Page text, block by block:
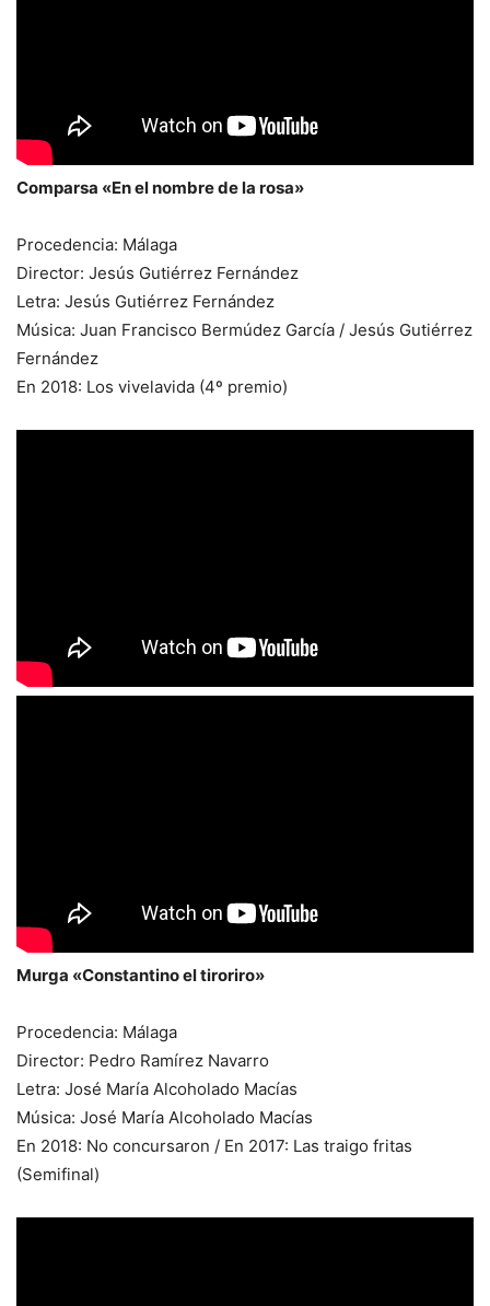
Comparsa «En el nombre de la rosa»
Procedencia: Málaga
Director: Jesús Gutiérrez Fernández
Letra: Jesús Gutiérrez Fernández
Música: Juan Francisco Bermúdez García / Jesús Gutiérrez
Fernández
En 2018: Los vivelavida (4º premio)
Murga «Constantino el tiroriro»
Procedencia: Málaga
Director: Pedro Ramírez Navarro
Letra: José María Alcoholado Macías
Música: José María Alcoholado Macías
En 2018: No concursaron / En 2017: Las traigo fritas
(Semifinal)